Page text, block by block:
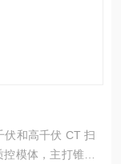
伏和高千伏 CT 扫
模体，主打锥形